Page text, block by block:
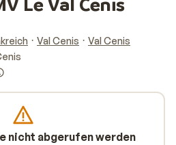
Val Cenis
Val Cenis
nicht abgerufen werden